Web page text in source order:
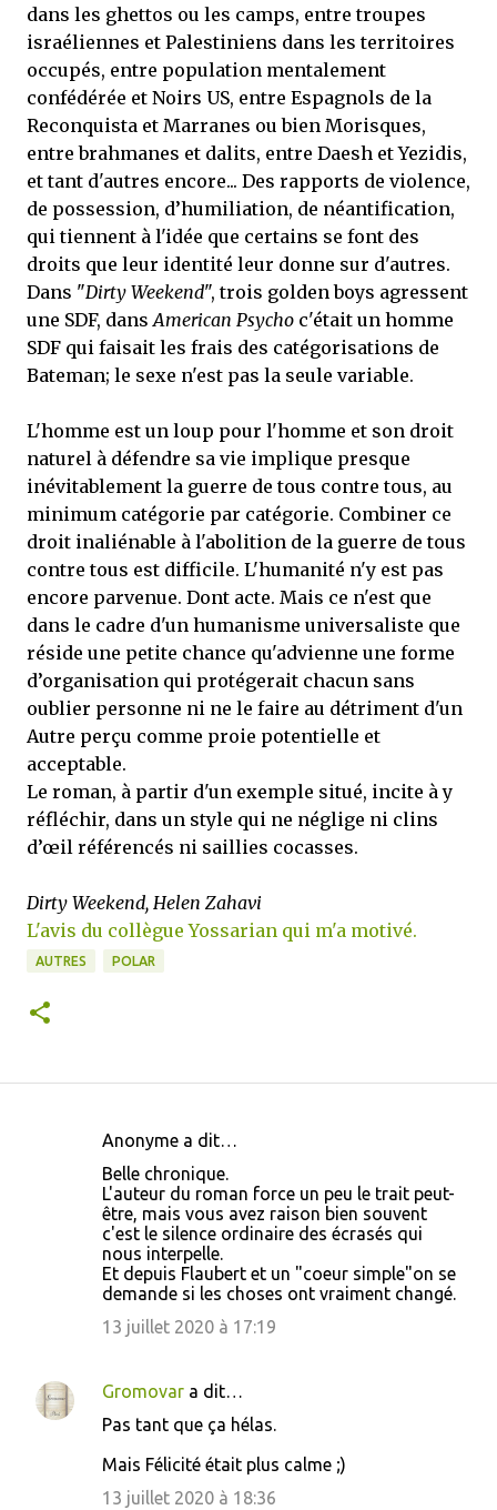
dans les ghettos ou les camps, entre troupes
israéliennes et Palestiniens dans les territoires
occupés, entre population mentalement
confédérée et Noirs US, entre Espagnols de la
Reconquista et Marranes ou bien Morisques,
entre brahmanes et dalits, entre Daesh et Yezidis,
et tant d'autres encore... Des rapports de violence,
de possession, d’humiliation, de néantification,
qui tiennent à l'idée que certains se font des
droits que leur identité leur donne sur d'autres.
Dans "Dirty Weekend", trois golden boys agressent
une SDF, dansAmerican Psycho c'était un homme
SDF qui faisait les frais des catégorisations de
Bateman; le sexe n'est pas la seule variable.
L'homme est un loup pour l'homme et son droit
naturel à défendre sa vie implique presque
inévitablement la guerre de tous contre tous, au
minimum catégorie par catégorie. Combiner ce
droit inaliénable à l'abolition de la guerre de tous
contre tous est difficile. L'humanité n'y est pas
encore parvenue. Dont acte. Mais ce n'est que
dans le cadre d'un humanisme universaliste que
réside une petite chance qu'advienne une forme
d’organisation qui protégerait chacun sans
oublier personne ni ne le faire au détriment d'un
Autre perçu comme proie potentielle et
acceptable.
Le roman, à partir d'un exemple situé, incite à y
réfléchir, dans un style qui ne néglige ni clins
d’œil référencés ni saillies cocasses.
Dirty Weekend, Helen Zahavi
L'avis du collègue Yossarian qui m'a motivé.
AUTRES POLAR
i
Anonyme a dit…
Belle chronique.
L'auteur du roman force un peu le trait peut-
être, mais vous avez raison bien souvent
c'est le silence ordinaire des écrasés qui
nous interpelle.
Et depuis Flaubert et un "coeur simple"on se
demande si les choses ont vraiment changé.
13 juillet 2020 à 17:19
Gromovar a dit…
Pas tant que ça hélas.
Mais Félicité était plus calme ;)
13 juillet 2020 à 18:36